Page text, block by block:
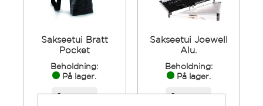
Sakseetui Bratt
Pocket
Beholdning:
På lager.
Se mere
Sakseetui Joewell
Alu.
Beholdning:
På lager.
Se mere